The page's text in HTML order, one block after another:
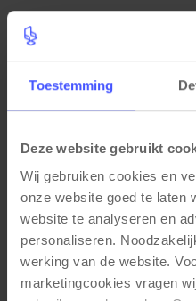
Toestemming
Deze website gebruikt
Wij gebruiken cookies en
onze website goed te laten
website te analyseren en
personaliseren.
werking van de website.
marketingcookies vragen
Unieke eigenschappen
5 jaar garantie
Ecoleder
Afmetingen
Totale hoogte: 88 cm
Totale breedte: 57,5